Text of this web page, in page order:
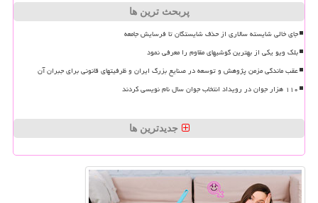
پربحث ترین ها
جای خالی شایسته سالاری از حذف شایستگان تا فرسایش جامعه
بلک ویو یکی از بهترین گوشیهای مقاوم را معرفی نمود
عقب ماندگی مزمن پژوهش و توسعه در صنایع بزرگ ایران و ظرفیتهای قانونی برای جبران آن
۱۱۰ هزار جوان در رویداد انتخاب جوان سال نام نویسی کردند
جدیدترین ها